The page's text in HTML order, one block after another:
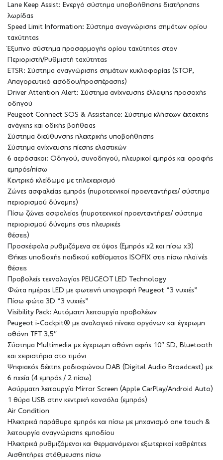
Lane Keep Assist: Ενεργό σύστημα υποβοήθησης διατήρησης
λωρίδας
Speed Limit Information: Σύστημα αναγνώρισης σημάτων ορίου
ταχύτητας
Έξυπνο σύστημα προσαρμογής ορίου ταχύτητας στον
Περιοριστή/Ρυθμιστή ταχύτητας
ETSR: Σύστημα αναγνώρισης σημάτων κυκλοφορίας (STOP,
Απαγορευτικό εισόδου/προσπέρασης)
Driver Attention Alert: Σύστημα ανίχνευσης έλλειψης προσοχής
οδηγού
Peugeot Connect SOS & Assistance: Σύστημα κλήσεων έκτακτης
ανάγκης και οδικής βοήθειας
Σύστημα διεύθυνσης ηλεκτρικής υποβοήθησης
Σύστημα ανίχνευσης πίεσης ελαστικών
6 αερόσακοι: Οδηγού, συνοδηγού, πλευρικοί εμπρός και οροφής
εμπρός/πίσω
Κεντρικό κλείδωμα με τηλεχειρισμό
Ζώνες ασφαλείας εμπρός (πυροτεχνικοί προενταντήρες/ σύστημα
περιορισμού δύναμης)
Πίσω ζώνες ασφαλείας (πυροτεχνικοί προενταντήρες/ σύστημα
περιορισμού δύναμης στις πλευρικές
θέσεις)
Προσκέφαλα ρυθμιζόμενα σε ύψος (Εμπρός x2 και πίσω x3)
Θήκες υποδοχής παιδικού καθίσματος ISOFIX στις πίσω πλαϊνές
θέσεις
Προβολείς τεχνολογίας PEUGEOT LED Technology
Φώτα ημέρας LED με φωτεινή υπογραφή Peugeot “3 νυχιές”
Πίσω φώτα 3D “3 νυχιές”
Visibility Pack: Αυτόματη λειτουργία προβολέων
Peugeot i-Cockpit® με αναλογικό πίνακα οργάνων και έγχρωμη
οθόνη TFT 3,5″
Σύστημα Multimedia με έγχρωμη οθόνη αφής 10″ SD, Bluetooth
και χειριστήρια στο τιμόνι
Ψηφιακός δέκτης ραδιοφώνου DAB (Digital Audio Broadcast) με
6 ηχεία (4 εμπρός / 2 πίσω)
Ασύρματη λειτουργία Mirror Screen (Apple CarPlay/Android Auto)
1 θύρα USB στην κεντρική κονσόλα (εμπρός)
Air Condition
Ηλεκτρικά παράθυρα εμπρός και πίσω με μηχανισμό one touch &
λειτουργία αναγνώρισης εμποδίου
Ηλεκτρικά ρυθμιζόμενοι και θερμαινόμενοι εξωτερικοί καθρέπτες
Αισθητήρες στάθμευσης πίσω